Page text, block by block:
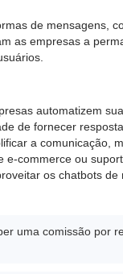
de mensagens,
as empresas a
automatizem
de fornecer
a comunicação,
commerce ou
os chatbots de
uma comissão por